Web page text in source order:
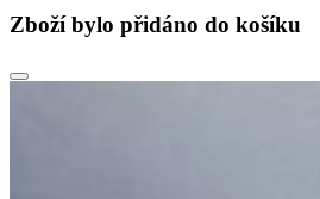
Zboží bylo přidáno do košíku